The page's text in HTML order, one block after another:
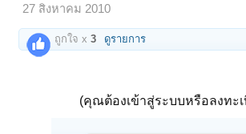
27 สิงหาคม 2010
ถูกใจ x3 ดูรายการ
(คุณต้องเข้าสู่ระบบหรือลงทะ